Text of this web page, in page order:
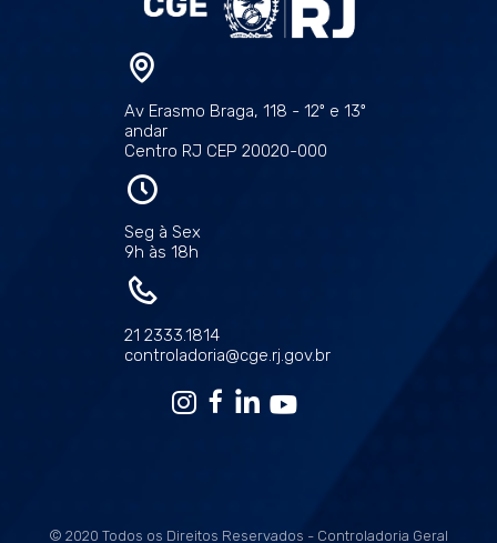
Av Erasmo Braga, 118 - 12º e 13º
andar
Centro RJ CEP 20020-000
Seg à Sex
9h às 18h
21 2333.1814
controladoria@cge.rj.gov.br
© 2020 Todos os Direitos Reservados - Controladoria Geral